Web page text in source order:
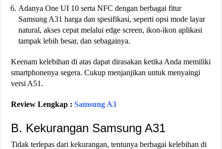
Adanya One UI 10 serta NFC dengan berbagai fitur
Samsung A31 harga dan spesifikasi, seperti opsi mode layar
natural, akses cepat melalui edge screen, ikon-ikon aplikasi
tampak lebih besar, dan sebagainya.
Keenam kelebihan di atas dapat dirasakan ketika Anda memiliki
smartphonenya segera. Cukup menjanjikan untuk menyaingi
versi A51.
Review Lengkap :Samsung A3
B. Kekurangan Samsung A31
Tidak terlepas dari kekurangan, tentunya berbagai kelebihan di